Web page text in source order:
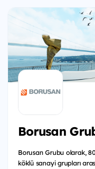
Borusan
Borusan Grubu olarak, 80
köklü sanayi grupları